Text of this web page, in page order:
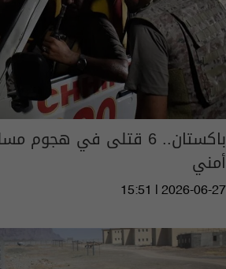
باكستان.. 6 قتلى في
أمني
15:51 | 2026-06-27